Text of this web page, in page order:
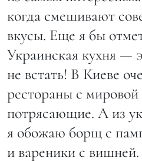
когда смешивают
вкусы. Еще я бы
Украинская кухня —
не встать! В Киеве
рестораны с
потрясающие. А из
я обожаю борщ с
и вареники с